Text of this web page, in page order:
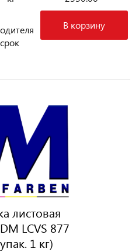
В корзину
листовая
LCVS 877
1 кг)